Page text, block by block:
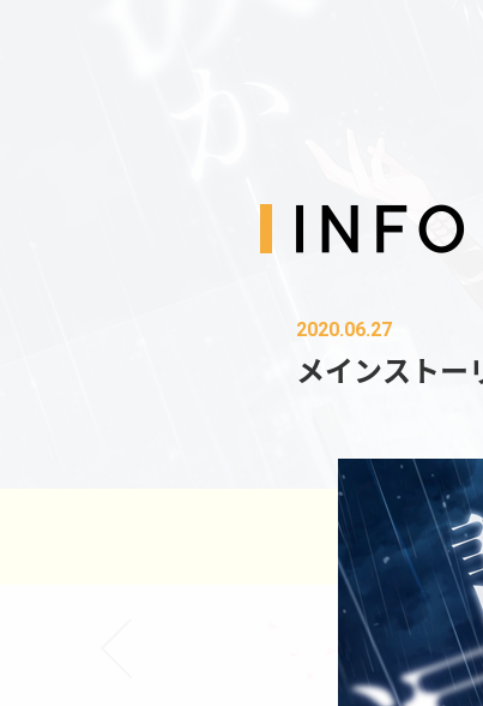
2020.06.27
メインストー